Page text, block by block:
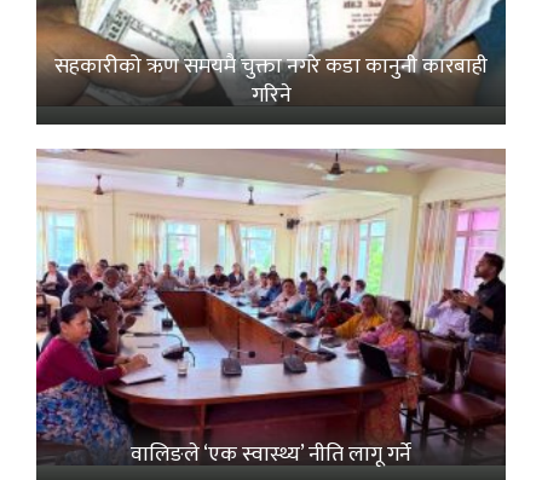
सहकारीको ऋण समयमै चुक्ता नगरे कडा कानुनी कारबाही
गरिने
वालिङले ‘एक स्वास्थ्य’ नीति लागू गर्ने